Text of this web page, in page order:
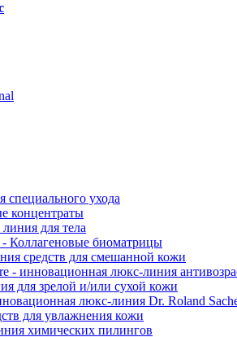
ухода
концентраты
для тела
- Коллагеновые биоматрицы
средств для смешанной кожи
- инновационная люкс-линия
для зрелой и/или сухой кожи
люкс-линия Dr. Roland
для увлажнения кожи
химических пилингов